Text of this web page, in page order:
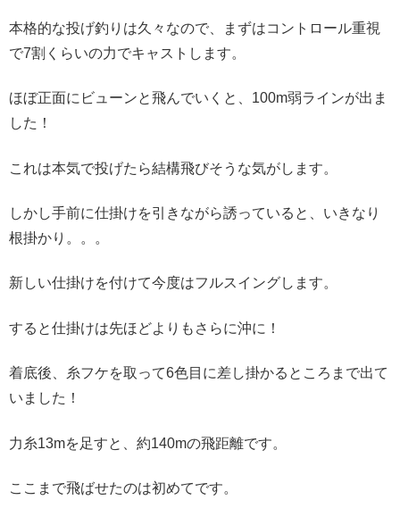
本格的な投げ釣りは久々なので、まずはコントロール重視
で7割くらいの力でキャストします。
ほぼ正面にビューンと飛んでいくと、100m弱ラインが出ま
した！
これは本気で投げたら結構飛びそうな気がします。
しかし手前に仕掛けを引きながら誘っていると、いきなり
根掛かり。。。
新しい仕掛けを付けて今度はフルスイングします。
すると仕掛けは先ほどよりもさらに沖に！
着底後、糸フケを取って6色目に差し掛かるところまで出て
いました！
力糸13mを足すと、約140mの飛距離です。
ここまで飛ばせたのは初めてです。